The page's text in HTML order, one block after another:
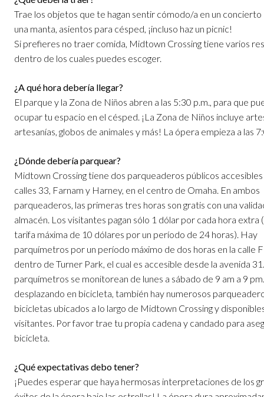
Trae los objetos que te hagan sentir cómodo/a en un concierto
una manta, asientos para césped, ¡incluso haz un picnic!
Si prefieres no traer comida, Midtown Crossing tiene varios
dentro de los cuales puedes escoger.
¿A qué hora debería llegar?
El parque y la Zona de Niños abren a las 5:30 p.m., para que
ocupar tu espacio en el césped. ¡La Zona de Niños incluye
artesanías, globos de animales y más! La ópera empieza a las
¿Dónde debería parquear?
Midtown Crossing tiene dos parqueaderos públicos
calles 33, Farnam y Harney, en el centro de Omaha. En ambos
parqueaderos, las primeras tres horas son gratis con una
almacén. Los visitantes pagan sólo 1 dólar por cada hora extra
tarifa máxima de 10 dólares por un período de 24 horas). Hay
parquímetros por un período máximo de dos horas en la calle
dentro de Turner Park, el cual es accesible desde la avenida
parquímetros se monitorean de lunes a sábado de 9 am a 9
desplazando en bicicleta, también hay numerosos
bicicletas ubicados a lo largo de Midtown Crossing y
visitantes. Por favor trae tu propia cadena y candado para
bicicleta.
¿Qué expectativas debo tener?
¡Puedes esperar que haya hermosas interpretaciones de los